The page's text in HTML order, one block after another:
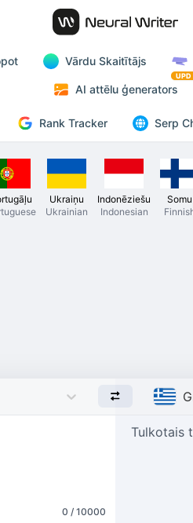
Vārdu Skaitītājs
AI attēlu ģenerators
UPD
Rank Tracker Serp
Ukraiņu
Ukrainian
Indonēziešu
Indonesian
Somu
0 / 10000
Tulkotais